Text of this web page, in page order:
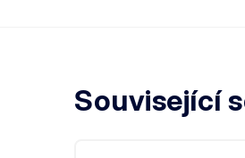
Související